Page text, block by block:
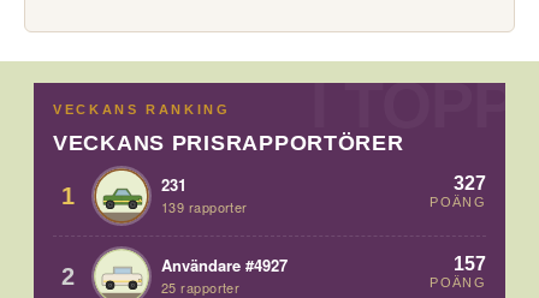
VECKANS RANKING
VECKANS PRISRAPPORTÖRER
1 231
139 rapporter
327
POÄNG
2 Användare #4927
25 rapporter
157
POÄNG